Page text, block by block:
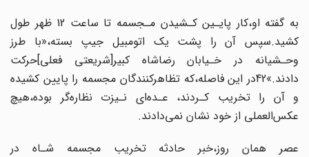
به گفته او،کار پایـین کـشیدن مـجسمه تا ساعت 12 ظهر‌ طول
کشید.سپس آن را پشت یک‌ اتومبیل جیپ بسته،«با طرز
وحـشیانه در خـیابان رضاشاه کبیر[شریعتی فعلی‌]حرکت‌
دادند.»42در این فاصله،که تظاهرکنندگان مجسمه را پایین کشیده
و آن را‌ تخریب‌ کـردند، عـده‌ای نـیزت نظاره‌گر بوده،هیچ
عکس‌العملی از خود نشان نمی‌دادند.
عصر همان روز،خبر حادثه تخریب مجسمه شـاه در